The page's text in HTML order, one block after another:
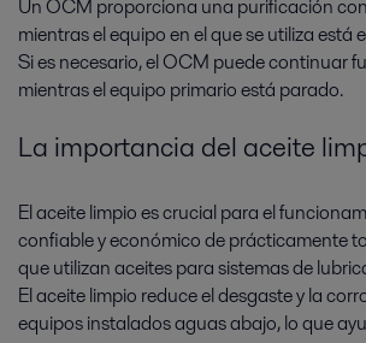
Un OCM proporciona una purificación
mientras el equipo en el que se utiliza está
Si es necesario, el OCM puede continuar
mientras el equipo primario está parado.
La importancia del aceite
El aceite limpio es crucial para el
confiable y económico de prácticamente
que utilizan aceites para sistemas de
El aceite limpio reduce el desgaste y la
equipos instalados aguas abajo, lo que